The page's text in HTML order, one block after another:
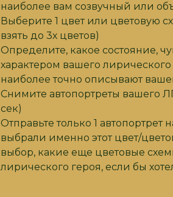
наиболее вам созвучный или
Выберите 1 цвет или цветовую
взять до 3х цветов)
Определите, какое состояние,
характером вашего
наиболее точно описывают
Снимите автопортреты вашего
сек)
Отправьте только 1
выбрали именно этот цвет/
выбор, какие еще цветовые
лирического героя, если бы